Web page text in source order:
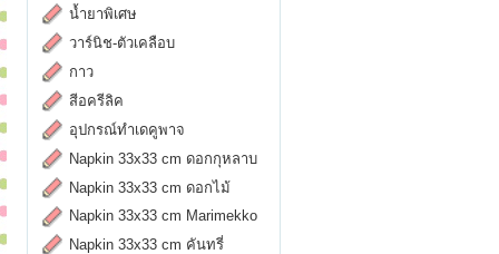
น้ำยาพิเศษ
วาร์นิช-ตัวเคลือบ
กาว
สีอครีลิค
อุปกรณ์ทำเดคูพาจ
Napkin 33x33 cm ดอกกุหลาบ
Napkin 33x33 cm ดอกไม้
Napkin 33x33 cm Marimekko
Napkin 33x33 cm คันทรี่